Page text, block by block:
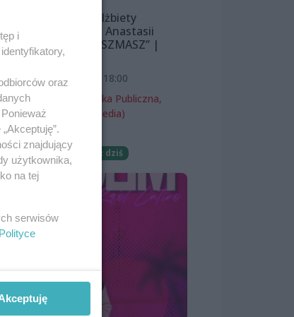
Wystawa Elżbiety
Śnieżewskiej i Anastasii
Lazarevej „MISZMASZ” |
wernisaż
7 sierpnia 2026, 18:00
Miejska Biblioteka Publiczna,
filia nr 54 (ProMedia)
Wernisaże
Darmowe
Już dziś
i
oraz
znajdujący
użytkownika,
na tej
serwisów
Polityce